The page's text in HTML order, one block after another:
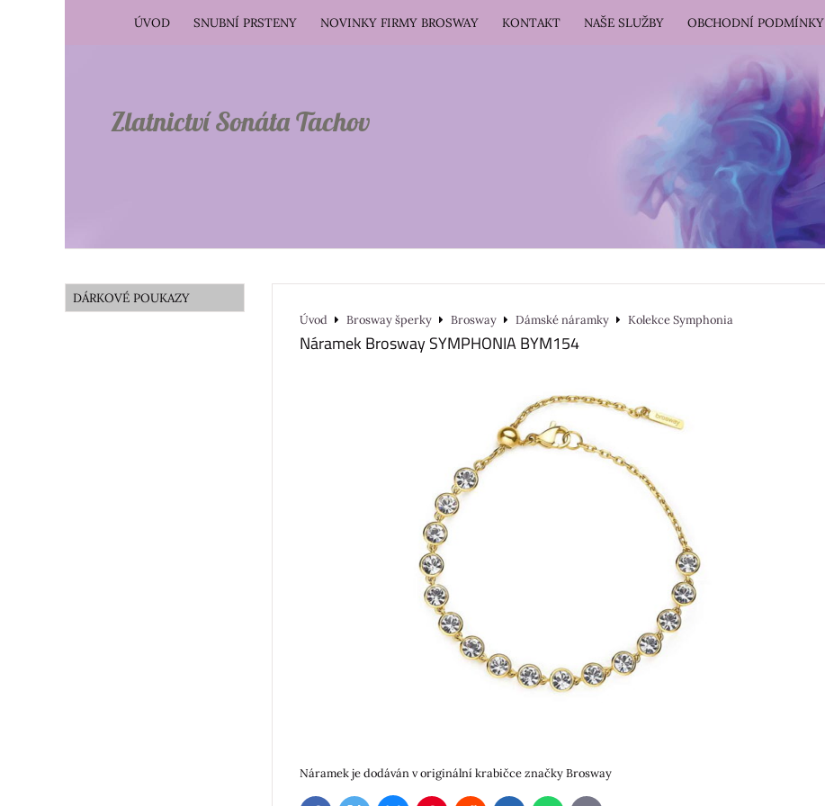
Zlatnictví Sonáta Tachov
ÚVOD SNUBNÍ PRSTENY NOVINKY FIRMY BROSWAY KONTAKT NAŠE SLUŽBY OBCHODNÍ PODMÍNKY
Úvod Brosway šperky Brosway Dámské náramky Kolekce Symphonia
Náramek Brosway SYMPHONIA BYM154
Náramek je dodáván v originální krabičce značky Brosway
DÁRKOVÉ POUKAZY